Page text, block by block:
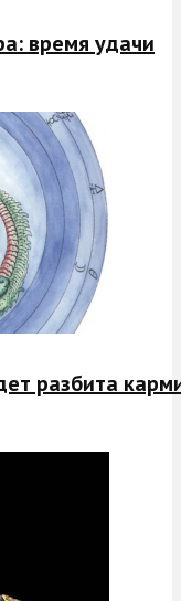
время удачи
разбита